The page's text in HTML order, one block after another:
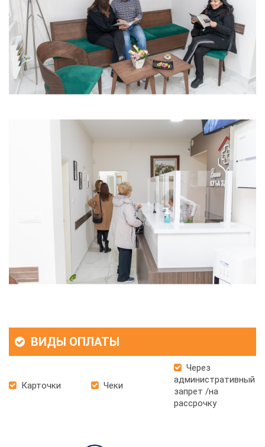
ВИДЫ ОПЛАТЫ
Карточки Чеки
Через
административный
запрет /на
рассрочку